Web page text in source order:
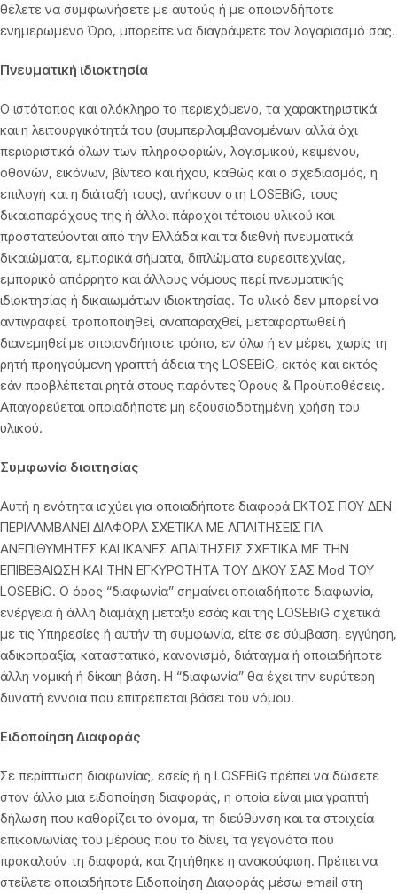
θέλετε να συμφωνήσετε με αυτούς ή με οποιονδήποτε
ενημερωμένο Όρο, μπορείτε να διαγράψετε τον λογαριασμό σας.
Πνευματική ιδιοκτησία
Ο ιστότοπος και ολόκληρο το περιεχόμενο, τα χαρακτηριστικά
και η λειτουργικότητά του (συμπεριλαμβανομένων αλλά όχι
περιοριστικά όλων των πληροφοριών, λογισμικού, κειμένου,
οθονών, εικόνων, βίντεο και ήχου, καθώς και ο σχεδιασμός, η
επιλογή και η διάταξή τους), ανήκουν στη LOSEBiG, τους
δικαιοπαρόχους της ή άλλοι πάροχοι τέτοιου υλικού και
προστατεύονται από την Ελλάδα και τα διεθνή πνευματικά
δικαιώματα, εμπορικά σήματα, διπλώματα ευρεσιτεχνίας,
εμπορικό απόρρητο και άλλους νόμους περί πνευματικής
ιδιοκτησίας ή δικαιωμάτων ιδιοκτησίας. Το υλικό δεν μπορεί να
αντιγραφεί, τροποποιηθεί, αναπαραχθεί, μεταφορτωθεί ή
διανεμηθεί με οποιονδήποτε τρόπο, εν όλω ή εν μέρει, χωρίς τη
ρητή προηγούμενη γραπτή άδεια της LOSEBiG, εκτός και εκτός
εάν προβλέπεται ρητά στους παρόντες Όρους & Προϋποθέσεις.
Απαγορεύεται οποιαδήποτε μη εξουσιοδοτημένη χρήση του
υλικού.
Συμφωνία διαιτησίας
Αυτή η ενότητα ισχύει για οποιαδήποτε διαφορά ΕΚΤΟΣ ΠΟΥ ΔΕΝ
ΠΕΡΙΛΑΜΒΑΝΕΙ ΔΙΑΦΟΡΑ ΣΧΕΤΙΚΑ ΜΕ ΑΠΑΙΤΗΣΕΙΣ ΓΙΑ
ΑΝΕΠΙΘΥΜΗΤΕΣ ΚΑΙ ΙΚΑΝΕΣ ΑΠΑΙΤΗΣΕΙΣ ΣΧΕΤΙΚΑ ΜΕ ΤΗΝ
ΕΠΙΒΕΒΑΙΩΣΗ ΚΑΙ ΤΗΝ ΕΓΚΥΡΟΤΗΤΑ ΤΟΥ ΔΙΚΟΥ ΣΑΣ Mod ΤΟΥ
LOSEBiG. Ο όρος “διαφωνία” σημαίνει οποιαδήποτε διαφωνία,
ενέργεια ή άλλη διαμάχη μεταξύ εσάς και της LOSEBiG σχετικά
με τις Υπηρεσίες ή αυτήν τη συμφωνία, είτε σε σύμβαση, εγγύηση,
αδικοπραξία, καταστατικό, κανονισμό, διάταγμα ή οποιαδήποτε
άλλη νομική ή δίκαιη βάση. Η “διαφωνία” θα έχει την ευρύτερη
δυνατή έννοια που επιτρέπεται βάσει του νόμου.
Ειδοποίηση Διαφοράς
Σε περίπτωση διαφωνίας, εσείς ή η LOSEBiG πρέπει να δώσετε
στον άλλο μια ειδοποίηση διαφοράς, η οποία είναι μια γραπτή
δήλωση που καθορίζει το όνομα, τη διεύθυνση και τα στοιχεία
επικοινωνίας του μέρους που το δίνει, τα γεγονότα που
προκαλούν τη διαφορά, και ζητήθηκε η ανακούφιση. Πρέπει να
στείλετε οποιαδήποτε Ειδοποίηση Διαφοράς μέσω email στη